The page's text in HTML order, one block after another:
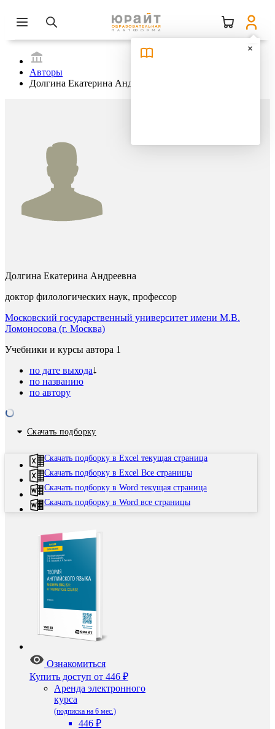
Авторы
Долгина Екатерина Андреевна
Долгина Екатерина Андреевна
доктор филологических наук, профессор
Московский государственный университет имени М.В.
Ломоносова (г. Москва)
Учебники и курсы автора 1
по дате выхода
по названию
по автору
Скачать подборку
Скачать подборку в Excel текущая страница
Скачать подборку в Excel Все страницы
Скачать подборку в Word текущая страница
Скачать подборку в Word все страницы
Ознакомиться
Купить доступ от 446 ₽
Аренда электронного
курса
(подписка на 6 мес.)
446 ₽